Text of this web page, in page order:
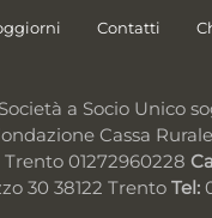
Contatti
Società a Socio Unico
Cassa
01272960228
30 38122 TrentoTel: